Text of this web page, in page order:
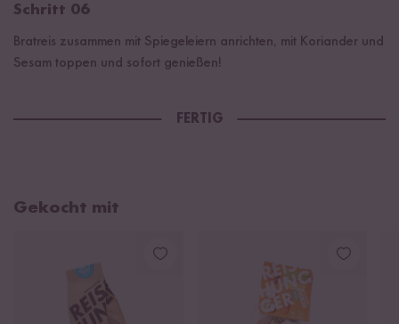
Schritt 06
Bratreis zusammen mit Spiegeleiern anrichten, mit Koriander und
Sesam toppen und sofort genießen!
FERTIG
Gekocht mit